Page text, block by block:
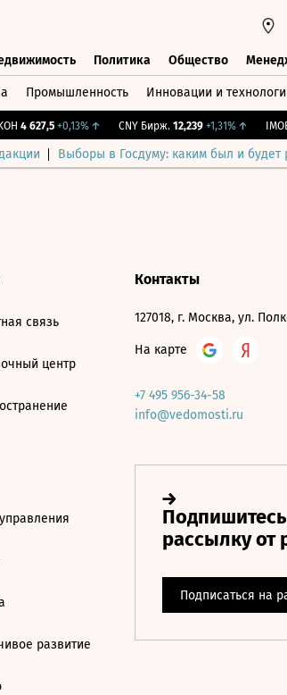
Политика Общество
Промышленность Инновации и
4 627,5 +0,13%↑ CNY Бирж. 12,239 +1,31%↑ IMOEX
Выборы в Госдуму: каким был и будет
связь
центр
развитие
Контакты
127018, г. Москва, ул.
На карте
+7 495 956-34-58
info@vedomosti.ru